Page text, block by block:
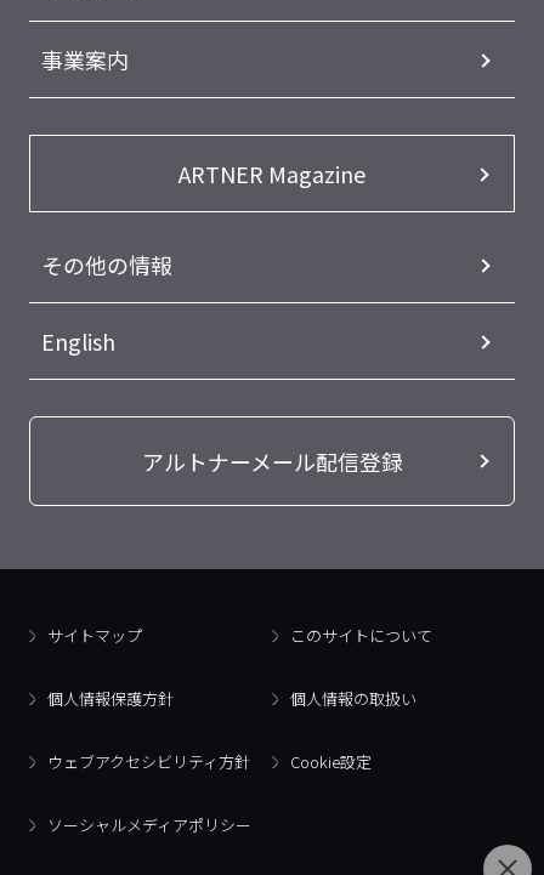
事業案内
ARTNER Magazine
その他の情報
English
アルトナーメール配信登録
サイトマップ このサイトについて
個人情報保護方針 個人情報の取扱い
ウェブアクセシビリティ方針 Cookie設定
ソーシャルメディアポリシー